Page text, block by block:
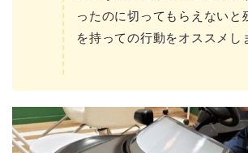
ったのに切ってもらえないと
を持っての行動をオススメし